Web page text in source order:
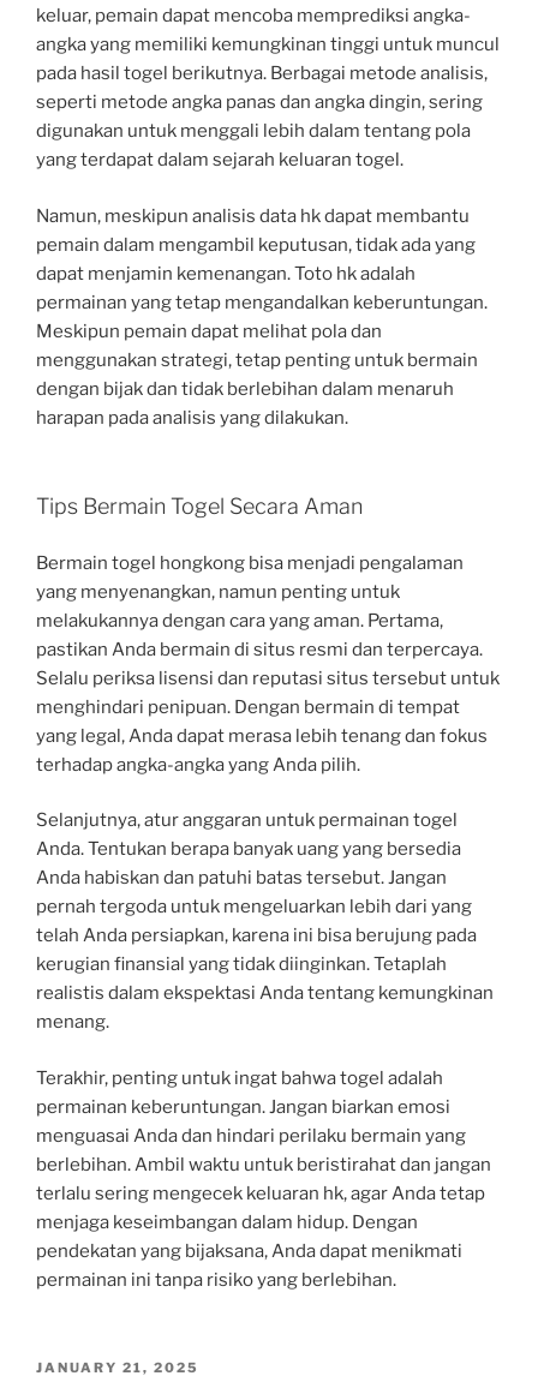
keluar, pemain dapat mencoba memprediksi angka-
angka yang memiliki kemungkinan tinggi untuk muncul
pada hasil togel berikutnya. Berbagai metode analisis,
seperti metode angka panas dan angka dingin, sering
digunakan untuk menggali lebih dalam tentang pola
yang terdapat dalam sejarah keluaran togel.
Namun, meskipun analisis data hk dapat membantu
pemain dalam mengambil keputusan, tidak ada yang
dapat menjamin kemenangan. Toto hk adalah
permainan yang tetap mengandalkan keberuntungan.
Meskipun pemain dapat melihat pola dan
menggunakan strategi, tetap penting untuk bermain
dengan bijak dan tidak berlebihan dalam menaruh
harapan pada analisis yang dilakukan.
Tips Bermain Togel Secara Aman
Bermain togel hongkong bisa menjadi pengalaman
yang menyenangkan, namun penting untuk
melakukannya dengan cara yang aman. Pertama,
pastikan Anda bermain di situs resmi dan terpercaya.
Selalu periksa lisensi dan reputasi situs tersebut untuk
menghindari penipuan. Dengan bermain di tempat
yang legal, Anda dapat merasa lebih tenang dan fokus
terhadap angka-angka yang Anda pilih.
Selanjutnya, atur anggaran untuk permainan togel
Anda. Tentukan berapa banyak uang yang bersedia
Anda habiskan dan patuhi batas tersebut. Jangan
pernah tergoda untuk mengeluarkan lebih dari yang
telah Anda persiapkan, karena ini bisa berujung pada
kerugian finansial yang tidak diinginkan. Tetaplah
realistis dalam ekspektasi Anda tentang kemungkinan
menang.
Terakhir, penting untuk ingat bahwa togel adalah
permainan keberuntungan. Jangan biarkan emosi
menguasai Anda dan hindari perilaku bermain yang
berlebihan. Ambil waktu untuk beristirahat dan jangan
terlalu sering mengecek keluaran hk, agar Anda tetap
menjaga keseimbangan dalam hidup. Dengan
pendekatan yang bijaksana, Anda dapat menikmati
permainan ini tanpa risiko yang berlebihan.
POSTED
JANUARY 21, 2025